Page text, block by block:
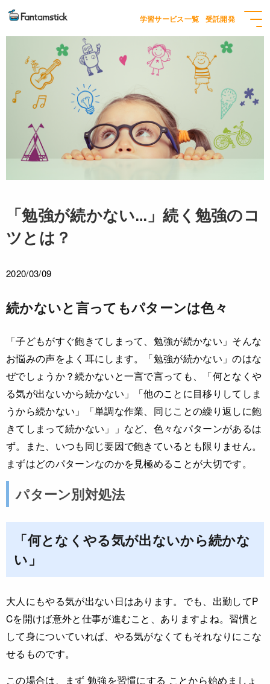
学習サービス一覧 受託開発
「勉強が続かない…」続く勉強のコ
ツとは？
2020/03/09
続かないと言ってもパターンは色々
「子どもがすぐ飽きてしまって、勉強が続かない」そんな
お悩みの声をよく耳にします。「勉強が続かない」のはな
ぜでしょうか？続かないと一言で言っても、「何となくや
る気が出ないから続かない」「他のことに目移りしてしま
うから続かない」「単調な作業、同じことの繰り返しに飽
きてしまって続かない」」など、色々なパターンがあるは
ず。また、いつも同じ要因で飽きているとも限りません。
まずはどのパターンなのかを見極めることが大切です。
パターン別対処法
「何となくやる気が出ないから続かな
い」
大人にもやる気が出ない日はあります。でも、出勤してP
Cを開けば意外と仕事が進むこと、ありますよね。習慣と
して身についていれば、やる気がなくてもそれなりにこな
せるものです。
この場合は、まず 勉強を習慣にする ことから始めましょ